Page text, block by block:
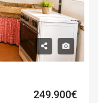
249.900€